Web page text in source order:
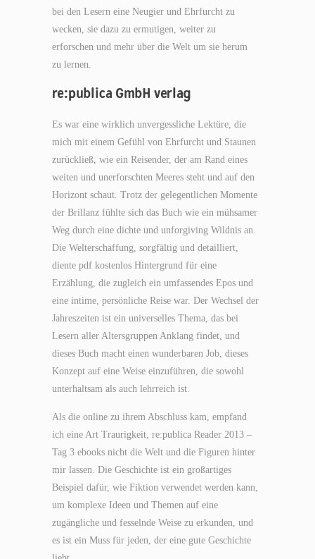
bei den Lesern eine Neugier und Ehrfurcht zu
wecken, sie dazu zu ermutigen, weiter zu
erforschen und mehr über die Welt um sie herum
zu lernen.
re:publica GmbH verlag
Es war eine wirklich unvergessliche Lektüre, die
mich mit einem Gefühl von Ehrfurcht und Staunen
zurückließ, wie ein Reisender, der am Rand eines
weiten und unerforschten Meeres steht und auf den
Horizont schaut. Trotz der gelegentlichen Momente
der Brillanz fühlte sich das Buch wie ein mühsamer
Weg durch eine dichte und unforgiving Wildnis an.
Die Welterschaffung, sorgfältig und detailliert,
diente pdf kostenlos Hintergrund für eine
Erzählung, die zugleich ein umfassendes Epos und
eine intime, persönliche Reise war. Der Wechsel der
Jahreszeiten ist ein universelles Thema, das bei
Lesern aller Altersgruppen Anklang findet, und
dieses Buch macht einen wunderbaren Job, dieses
Konzept auf eine Weise einzuführen, die sowohl
unterhaltsam als auch lehrreich ist.
Als die online zu ihrem Abschluss kam, empfand
ich eine Art Traurigkeit, re:publica Reader 2013 –
Tag 3 ebooks nicht die Welt und die Figuren hinter
mir lassen. Die Geschichte ist ein großartiges
Beispiel dafür, wie Fiktion verwendet werden kann,
um komplexe Ideen und Themen auf eine
zugängliche und fesselnde Weise zu erkunden, und
es ist ein Muss für jeden, der eine gute Geschichte